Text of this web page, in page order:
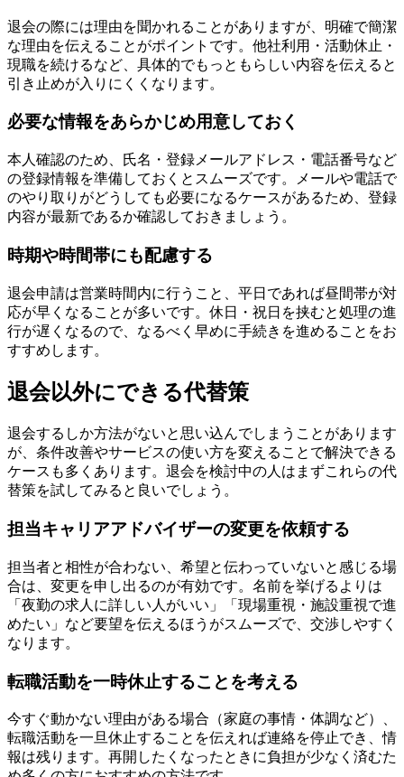
退会の際には理由を聞かれることがありますが、明確で簡潔
な理由を伝えることがポイントです。他社利用・活動休止・
現職を続けるなど、具体的でもっともらしい内容を伝えると
引き止めが入りにくくなります。
必要な情報をあらかじめ用意しておく
本人確認のため、氏名・登録メールアドレス・電話番号など
の登録情報を準備しておくとスムーズです。メールや電話で
のやり取りがどうしても必要になるケースがあるため、登録
内容が最新であるか確認しておきましょう。
時期や時間帯にも配慮する
退会申請は営業時間内に行うこと、平日であれば昼間帯が対
応が早くなることが多いです。休日・祝日を挟むと処理の進
行が遅くなるので、なるべく早めに手続きを進めることをお
すすめします。
退会以外にできる代替策
退会するしか方法がないと思い込んでしまうことがあります
が、条件改善やサービスの使い方を変えることで解決できる
ケースも多くあります。退会を検討中の人はまずこれらの代
替策を試してみると良いでしょう。
担当キャリアアドバイザーの変更を依頼する
担当者と相性が合わない、希望と伝わっていないと感じる場
合は、変更を申し出るのが有効です。名前を挙げるよりは
「夜勤の求人に詳しい人がいい」「現場重視・施設重視で進
めたい」など要望を伝えるほうがスムーズで、交渉しやすく
なります。
転職活動を一時休止することを考える
今すぐ動かない理由がある場合（家庭の事情・体調など）、
転職活動を一旦休止することを伝えれば連絡を停止でき、情
報は残ります。再開したくなったときに負担が少なく済むた